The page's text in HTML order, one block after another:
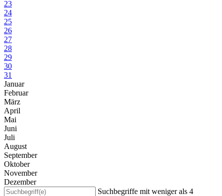
23
24
25
26
27
28
29
30
31
Januar
Februar
März
April
Mai
Juni
Juli
August
September
Oktober
November
Dezember
Suchbegriffe mit weniger als 4